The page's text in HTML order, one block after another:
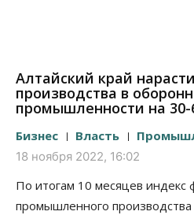
Алтайский край
производства в
промышленности на 30-
Бизнес Власть
18 ноября 2022, 16:02
По итогам 10 месяцев индекс
промышленного производства